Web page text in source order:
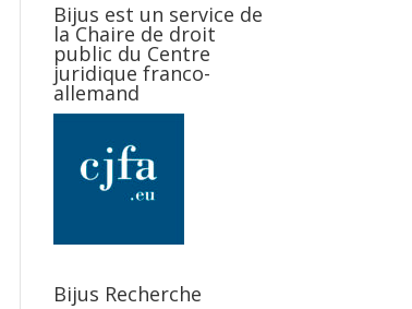
Bijus est un service de
la Chaire de droit
public du Centre
juridique franco-
allemand
Bijus Recherche